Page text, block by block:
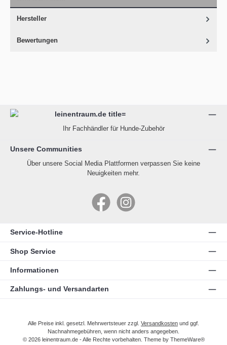
Hersteller
Bewertungen
Ihr Fachhändler für Hunde-Zubehör
Unsere Communities
Über unsere Social Media Plattformen verpassen Sie keine
Neuigkeiten mehr.
FacebookInstagram
Service-Hotline
Shop Service
Informationen
Zahlungs- und Versandarten
Alle Preise inkl. gesetzl. Mehrwertsteuer zzgl. Versandkosten und ggf.
Nachnahmegebühren, wenn nicht anders angegeben.
© 2026 leinentraum.de - Alle Rechte vorbehalten. Theme by ThemeWare®